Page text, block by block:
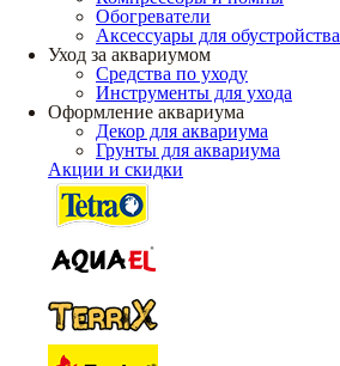
Обогреватели
Аксессуары для обустройства
Уход за аквариумом
Средства по уходу
Инструменты для ухода
Оформление аквариума
Декор для аквариума
Грунты для аквариума
Акции и скидки